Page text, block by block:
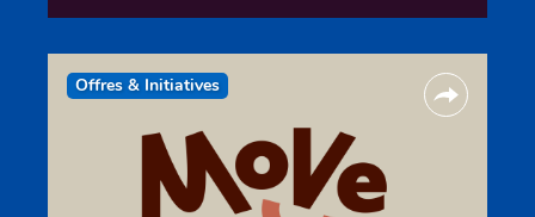
Offres & Initiatives